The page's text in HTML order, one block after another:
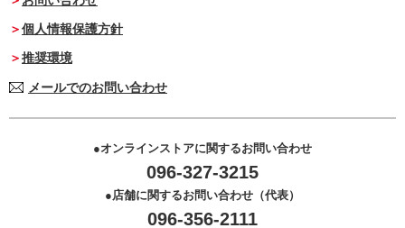
個人情報保護方針
推奨環境
メールでのお問い合わせ
オンラインストアに関するお問い合わせ
096-327-3215
店舗に関するお問い合わせ（代表）
096-356-2111